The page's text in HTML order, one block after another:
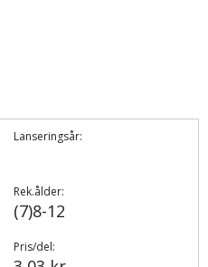
Lanseringsår:
Rek.ålder:
(7)8-12
Pris/del: